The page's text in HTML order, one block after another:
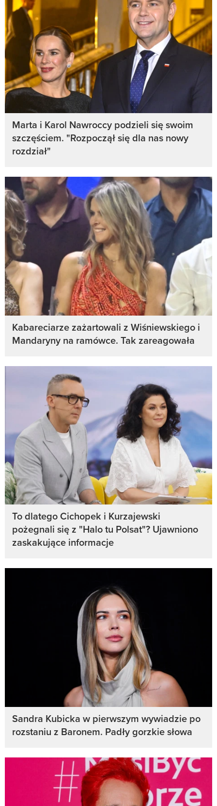
Marta i Karol Nawroccy podzieli się swoim
szczęściem. "Rozpoczął się dla nas nowy
rozdział"
Kabareciarze zażartowali z Wiśniewskiego i
Mandaryny na ramówce. Tak zareagowała
To dlatego Cichopek i Kurzajewski
pożegnali się z "Halo tu Polsat"? Ujawniono
zaskakujące informacje
Sandra Kubicka w pierwszym wywiadzie po
rozstaniu z Baronem. Padły gorzkie słowa